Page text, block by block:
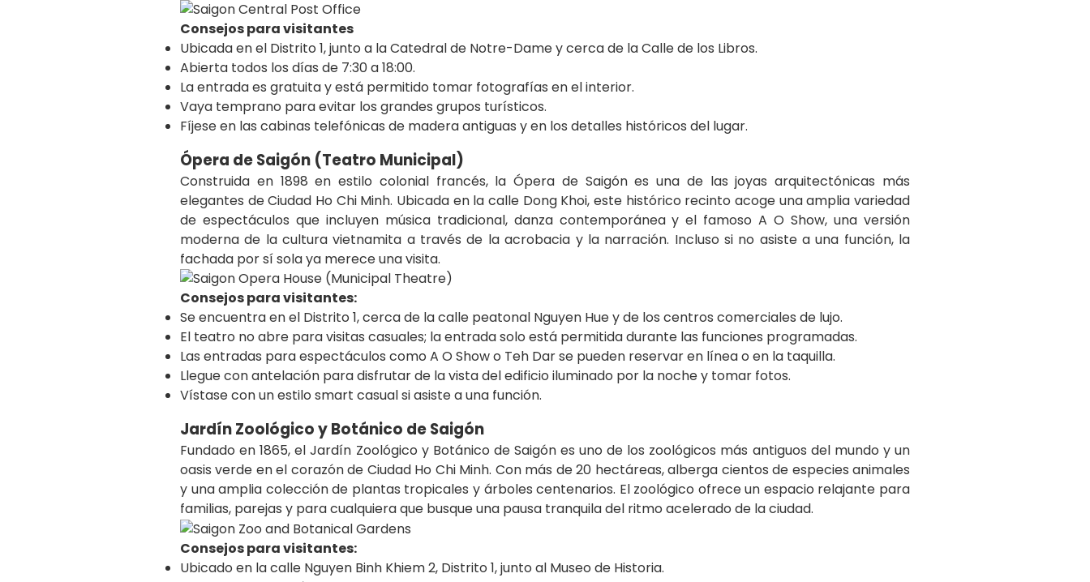
Consejos para visitantes
Ubicada en el Distrito 1, junto a la Catedral de Notre-Dame y cerca de la Calle de los Libros.
Abierta todos los días de 7:30 a 18:00.
La entrada es gratuita y está permitido tomar fotografías en el interior.
Vaya temprano para evitar los grandes grupos turísticos.
Fíjese en las cabinas telefónicas de madera antiguas y en los detalles históricos del lugar.
Ópera de Saigón (Teatro Municipal)
Construida en 1898 en estilo colonial francés, la Ópera de Saigón es una de las joyas arquitectónicas más
elegantes de Ciudad Ho Chi Minh. Ubicada en la calle Dong Khoi, este histórico recinto acoge una amplia variedad
de espectáculos que incluyen música tradicional, danza contemporánea y el famoso A O Show, una versión
moderna de la cultura vietnamita a través de la acrobacia y la narración. Incluso si no asiste a una función, la
fachada por sí sola ya merece una visita.
Consejos para visitantes:
Se encuentra en el Distrito 1, cerca de la calle peatonal Nguyen Hue y de los centros comerciales de lujo.
El teatro no abre para visitas casuales; la entrada solo está permitida durante las funciones programadas.
Las entradas para espectáculos como A O Show o Teh Dar se pueden reservar en línea o en la taquilla.
Llegue con antelación para disfrutar de la vista del edificio iluminado por la noche y tomar fotos.
Vístase con un estilo smart casual si asiste a una función.
Jardín Zoológico y Botánico de Saigón
Fundado en 1865, el Jardín Zoológico y Botánico de Saigón es uno de los zoológicos más antiguos del mundo y un
oasis verde en el corazón de Ciudad Ho Chi Minh. Con más de 20 hectáreas, alberga cientos de especies animales
y una amplia colección de plantas tropicales y árboles centenarios. El zoológico ofrece un espacio relajante para
familias, parejas y para cualquiera que busque una pausa tranquila del ritmo acelerado de la ciudad.
Consejos para visitantes:
Ubicado en la calle Nguyen Binh Khiem 2, Distrito 1, junto al Museo de Historia.